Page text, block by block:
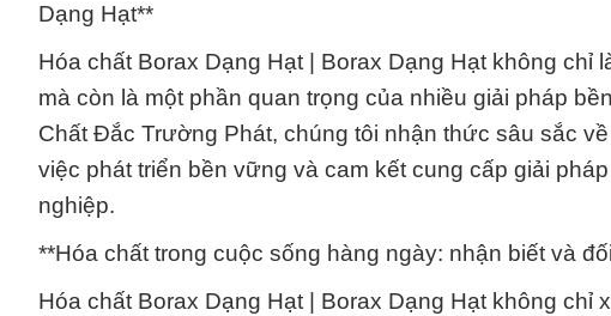
Dạng Hạt**
Hóa chất Borax Dạng Hạt | Borax Dạng Hạt không
mà còn là một phần quan trọng của nhiều giải pháp
Chất Đắc Trường Phát, chúng tôi nhận thức sâu sắc
việc phát triển bền vững và cam kết cung cấp giải
nghiệp.
**Hóa chất trong cuộc sống hàng ngày: nhận biết và
Hóa chất Borax Dạng Hạt | Borax Dạng Hạt không chỉ